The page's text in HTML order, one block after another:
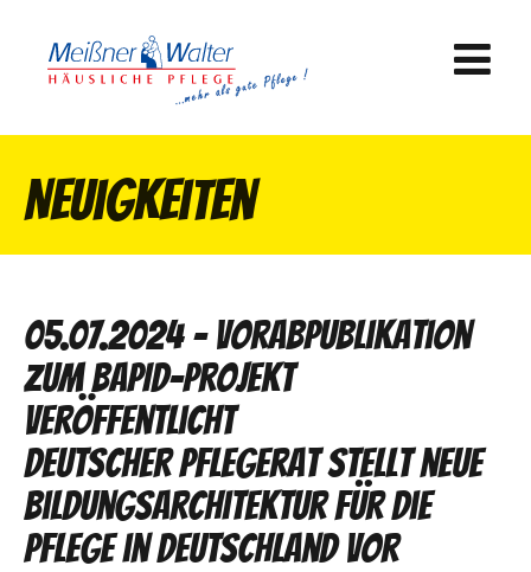
Neuigkeiten
05.07.2024 - Vorabpublikation
zum BAPID-Projekt
veröffentlicht
Deutscher Pflegerat stellt neue
Bildungsarchitektur für die
Pflege in Deutschland vor